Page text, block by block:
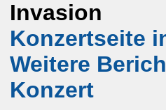
Invasion
Konzertseite
Weitere
Konzert